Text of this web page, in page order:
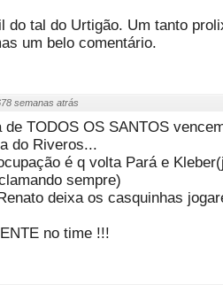
do tal do Urtigão. Um tanto
um belo comentário.
semanas atrás
de TODOS OS SANTOS
do Riveros...
é q volta Pará e
sempre)
deixa os casquinhas
no time !!!